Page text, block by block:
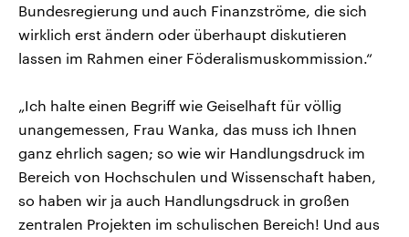
Bundesregierung und auch Finanzströme, die sich
wirklich erst ändern oder überhaupt diskutieren
lassen im Rahmen einer Föderalismuskommission.“
„Ich halte einen Begriff wie Geiselhaft für völlig
unangemessen, Frau Wanka, das muss ich Ihnen
ganz ehrlich sagen; so wie wir Handlungsdruck im
Bereich von Hochschulen und Wissenschaft haben,
so haben wir ja auch Handlungsdruck in großen
zentralen Projekten im schulischen Bereich! Und aus